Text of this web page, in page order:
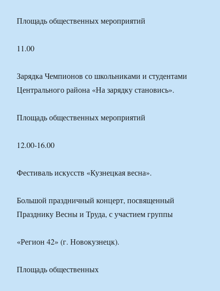
Площадь общественных мероприятий
11.00
Зарядка Чемпионов со школьниками и студентами
Центрального района «На зарядку становись».
Площадь общественных мероприятий
12.00-16.00
Фестиваль искусств «Кузнецкая весна».
Большой праздничный концерт, посвященный
Празднику Весны и Труда, с участием группы
«Регион 42» (г. Новокузнецк).
Площадь общественных